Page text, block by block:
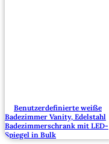
Benutzerdefinierte weiße
Badezimmer Vanity, Edelstahl
Badezimmerschrank mit LED-
Spiegel in Bulk